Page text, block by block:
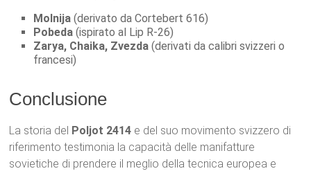
Molnija (derivato da Cortebert 616)
Pobeda (ispirato al Lip R-26)
Zarya, Chaika, Zvezda (derivati da calibri svizzeri o
francesi)
Conclusione
La storia del Poljot 2414 e del suo movimento svizzero di
riferimento testimonia la capacità delle manifatture
sovietiche di prendere il meglio della tecnica europea e